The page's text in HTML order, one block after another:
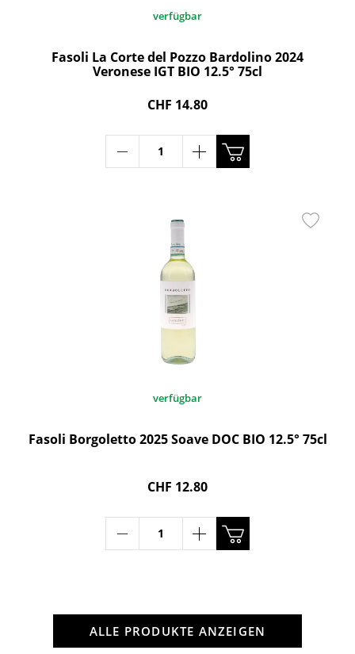
verfügbar
Fasoli La Corte del Pozzo Bardolino 2024
Veronese IGT BIO 12.5° 75cl
CHF 14.80
verfügbar
Fasoli Borgoletto 2025 Soave DOC BIO 12.5° 75cl
CHF 12.80
ALLE PRODUKTE ANZEIGEN